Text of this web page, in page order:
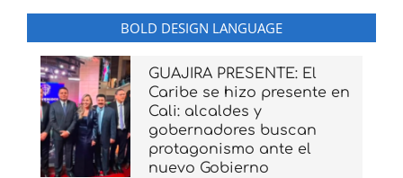
BOLD DESIGN LANGUAGE
GUAJIRA PRESENTE: El
Caribe se hizo presente en
Cali: alcaldes y
gobernadores buscan
protagonismo ante el
nuevo Gobierno